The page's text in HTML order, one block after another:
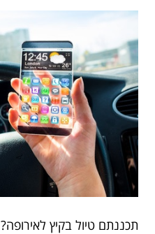
תכננתם טיול בקיץ